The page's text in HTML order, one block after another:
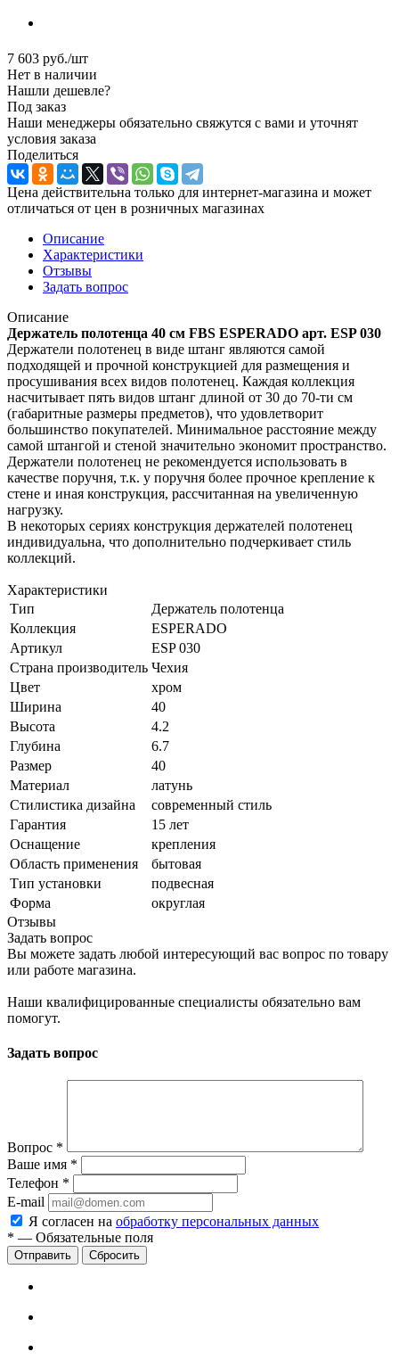
7 603 руб./шт
Нет в наличии
Нашли дешевле?
Под заказ
Наши менеджеры обязательно свяжутся с вами и уточнят
условия заказа
Поделиться
Цена действительна только для интернет-магазина и может
отличаться от цен в розничных магазинах
Описание
Характеристики
Отзывы
Задать вопрос
Описание
Держатель полотенца 40 см FBS ESPERADO арт. ESP 030
Держатели полотенец в виде штанг являются самой
подходящей и прочной конструкцией для размещения и
просушивания всех видов полотенец. Каждая коллекция
насчитывает пять видов штанг длиной от 30 до 70-ти см
(габаритные размеры предметов), что удовлетворит
большинство покупателей. Минимальное расстояние между
самой штангой и стеной значительно экономит пространство.
Держатели полотенец не рекомендуется использовать в
качестве поручня, т.к. у поручня более прочное крепление к
стене и иная конструкция, рассчитанная на увеличенную
нагрузку.
В некоторых сериях конструкция держателей полотенец
индивидуальна, что дополнительно подчеркивает стиль
коллекций.
Характеристики
Тип
Держатель полотенца
Коллекция
ESPERADO
Артикул
ESP 030
Страна производитель Чехия
Цвет
хром
Ширина
40
Высота
4.2
Глубина
6.7
Размер
40
Материал
латунь
Стилистика дизайна
современный стиль
Гарантия
15 лет
Оснащение
крепления
Область применения
бытовая
Тип установки
подвесная
Форма
округлая
Отзывы
Задать вопрос
Вы можете задать любой интересующий вас вопрос по товару
или работе магазина.
Наши квалифицированные специалисты обязательно вам
помогут.
Задать вопрос
Вопрос *
Ваше имя *
Телефон *
E-mail
Я согласен на обработку персональных данных
* — Обязательные поля
Сбросить